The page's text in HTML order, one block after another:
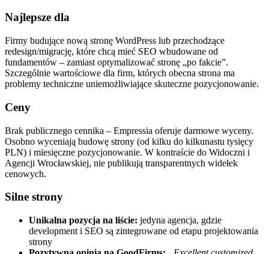
Najlepsze dla
Firmy budujące nową stronę WordPress lub przechodzące
redesign/migrację, które chcą mieć SEO wbudowane od
fundamentów – zamiast optymalizować stronę „po fakcie”.
Szczególnie wartościowe dla firm, których obecna strona ma
problemy techniczne uniemożliwiające skuteczne pozycjonowanie.
Ceny
Brak publicznego cennika – Empressia oferuje darmowe wyceny.
Osobno wyceniają budowę strony (od kilku do kilkunastu tysięcy
PLN) i miesięczne pozycjonowanie. W kontraście do Widoczni i
Agencji Wrocławskiej, nie publikują transparentnych widełek
cenowych.
Silne strony
Unikalna pozycja na liście: jedyna agencja, gdzie
development i SEO są zintegrowane od etapu projektowania
strony